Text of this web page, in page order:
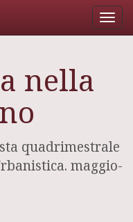
nella
quadrimestrale
maggio-